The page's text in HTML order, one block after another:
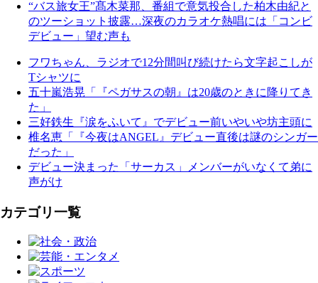
“バス旅女王”髙木菜那、番組で意気投合した柏木由紀と
のツーショット披露…深夜のカラオケ熱唱には「コンビ
デビュー」望む声も
フワちゃん、ラジオで12分間叫び続けたら文字起こしが
Tシャツに
五十嵐浩晃「『ペガサスの朝』は20歳のときに降りてき
た」
三好鉄生『涙をふいて』でデビュー前いやいや坊主頭に
椎名恵「『今夜はANGEL』デビュー直後は謎のシンガー
だった」
デビュー決まった「サーカス」メンバーがいなくて弟に
声がけ
カテゴリ一覧